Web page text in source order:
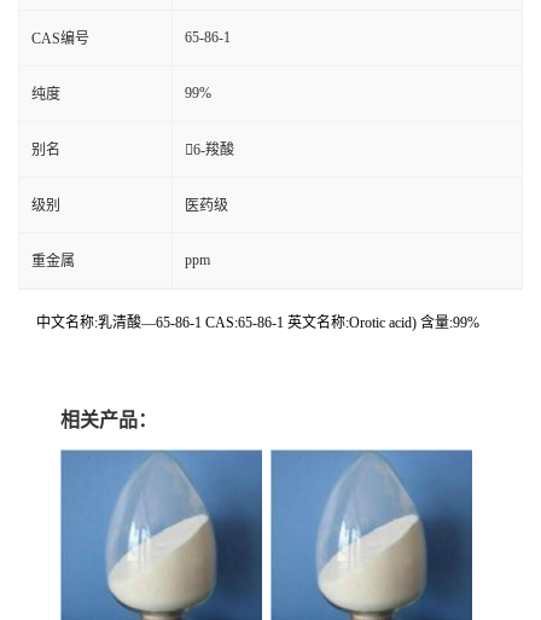
CAS编号 65-86-1
纯度 99%
别名 6-羧酸
级别 医药级
重金属 ppm
中文名称:乳清酸—65-86-1 CAS:65-86-1 英文名称:Orotic acid) 含量:99%
相关产品：